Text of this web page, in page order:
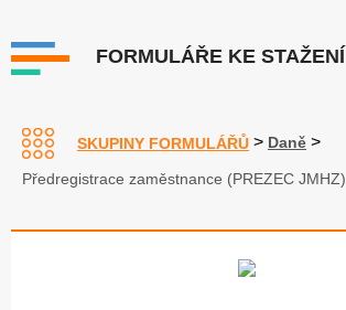
FORMULÁŘE KE STAŽENÍ
SKUPINY FORMULÁŘŮ > Daně >
Předregistrace zaměstnance (PREZEC JMHZ)